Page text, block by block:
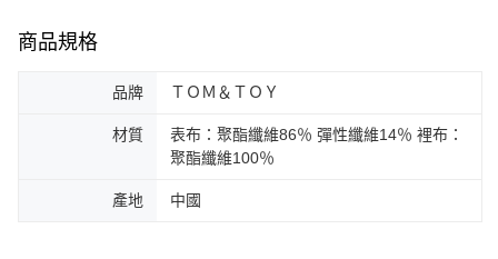
商品規格
品牌 ＴＯＭ＆ＴＯＹ
材質
表布：聚酯纖維86％ 彈性纖維14％ 裡布：
聚酯纖維100％
產地 中國